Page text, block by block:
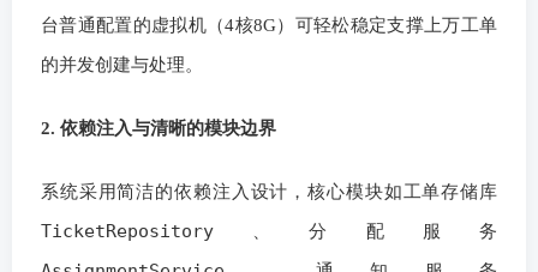
台普通配置的虚拟机（4核8G）可轻松稳定支撑上万工单
的并发创建与处理。
2. 依赖注入与清晰的模块边界
系统采用简洁的依赖注入设计，核心模块如工单存储库
TicketRepository 、分配服务